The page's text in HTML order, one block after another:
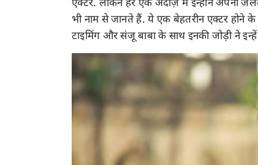
भी नाम से जानते हैं. ये एक बेहतरीन एक्टर होने
टाइमिंग और संजू बाबा के साथ इनकी जोड़ी ने इन्हें